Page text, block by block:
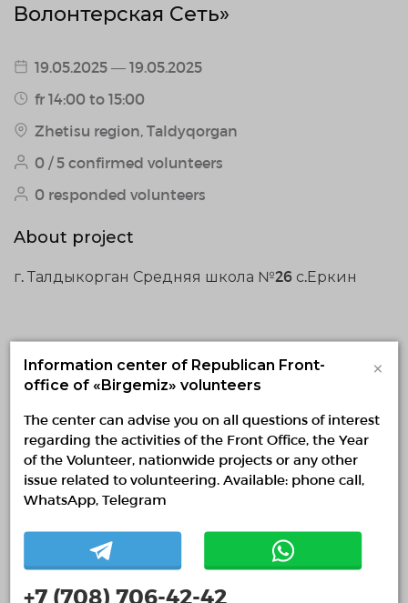
Волонтерская Сеть»
19.05.2025 — 19.05.2025
fr 14:00 to 15:00
Zhetisu region, Taldyqorgan
0 / 5 confirmed volunteers
0 responded volunteers
About project
г. Талдыкорган Средняя школа №26 с.Еркин
Similar projects
"Спортивное будущее"
30.07.2026 — 09.08.2026, fr 22:26 to 22:14
Astana, Astana
Инициативная группа "Спортивное Будущее"
Social volunteering
Sports and healthy lifestyle
recruitment_is_over
Information center of Republican Front-
office of «Birgemiz» volunteers
×
The center can advise you on all questions of interest
regarding the activities of the Front Office, the Year
of the Volunteer, nationwide projects or any other
issue related to volunteering. Available: phone call,
WhatsApp, Telegram
+7 (708) 706-42-42